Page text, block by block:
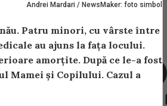
Andrei Mardari / NewsMaker: foto simbol
Patru minori, cu vârste între
au ajuns la fața locului.
amorțite. După ce le-a fost
Mamei și Copilului. Cazul a